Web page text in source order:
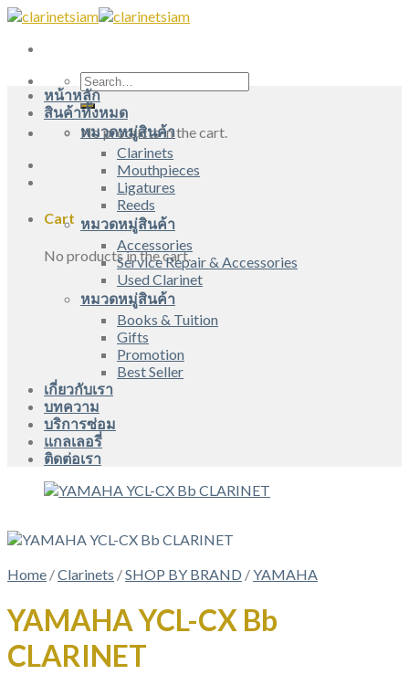
Skip
content
Search
for:
No products in the cart.
Cart
No products in the cart.
หน้าหลัก
สินค้าทั้งหมด
หมวดหมู่สินค้า
Clarinets
Mouthpieces
Ligatures
Reeds
หมวดหมู่สินค้า
Accessories
Service Repair & Accessories
Used Clarinet
หมวดหมู่สินค้า
Books & Tuition
Gifts
Promotion
Best Seller
เกี่ยวกับเรา
บทความ
บริการซ่อม
แกลเลอรี่
ติดต่อเรา
Home /Clarinets /SHOP BY BRAND /YAMAHA
YAMAHA YCL-CX Bb
CLARINET